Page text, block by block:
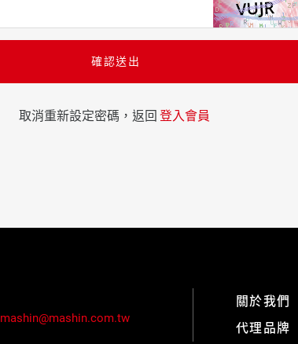
確認送出
取消重新設定密碼，返回 登入會員
mashin@mashin.com.tw
關於我們
代理品牌